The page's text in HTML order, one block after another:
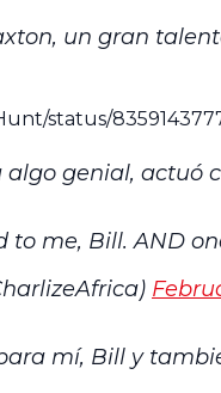
un gran
status/
algo genial, actuó
to me, Bill. AND
mí, Bill y